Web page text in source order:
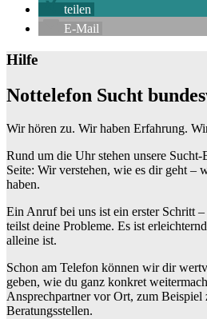
teilen
E-Mail
Hilfe
Nottelefon Sucht
Wir hören zu. Wir haben Erfahrung.
Rund um die Uhr stehen unsere
Seite: Wir verstehen, wie es dir geht –
haben.
Ein Anruf bei uns ist ein erster Schritt
teilst deine Probleme. Es ist
alleine ist.
Schon am Telefon können wir dir
geben, wie du ganz konkret
Ansprechpartner vor Ort, zum Beispiel
Beratungsstellen.